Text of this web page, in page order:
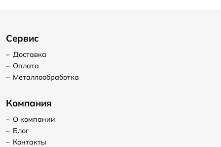
Сервис
– Доставка
– Оплата
– Металлообработка
Компания
– О компании
– Блог
– Контакты